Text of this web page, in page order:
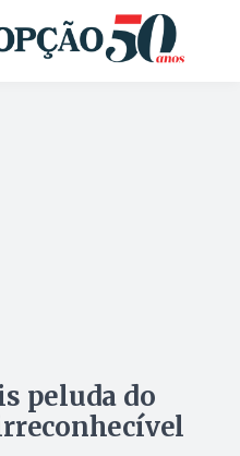
peluda do